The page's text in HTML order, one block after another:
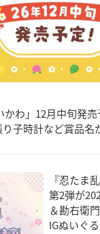
かわ」12月中旬発
子時計など賞品名
『忍たま
第2弾が
＆勘右衛
IGぬいぐ